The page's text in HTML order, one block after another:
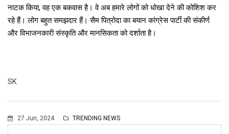
नाटक किया, वह एक बकवास है। वे अब हमारे लोगों को धोखा देने की कोशिश कर
रहे हैं। लोग बहुत समझदार हैं। सैम पित्रोदा का बयान कांग्रेस पार्टी की संकीर्ण
और विभाजनकारी संस्कृति और मानसिकता को दर्शाता है।
SK
27 Jun, 2024 TRENDING NEWS